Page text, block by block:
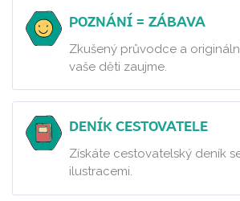
POZNÁNÍ = ZÁBAVA
Zkušený průvodce a
vaše děti zaujme.
DENÍK CESTOVATELE
Získáte cestovatelský deník
ilustracemi.